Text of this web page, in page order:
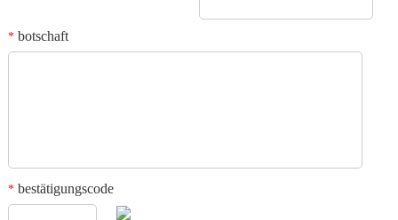
*botschaft
*bestätigungscode